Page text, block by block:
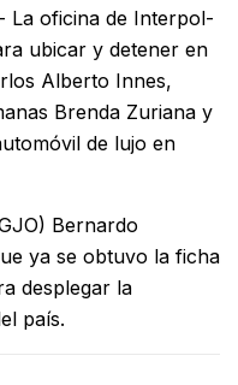
La oficina de Interpol-
ubicar y detener en
Alberto Innes,
Brenda Zuriana y
de lujo en
Bernardo
ya se obtuvo la ficha
desplegar la
país.